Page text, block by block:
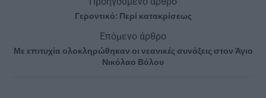
Γεροντικό: Περί κατακρίσεως
Επόμενο άρθρο
Με επιτυχία ολοκληρώθηκαν οι νεανικές συνάξεις στον Άγιο
Νικόλαο Βόλου